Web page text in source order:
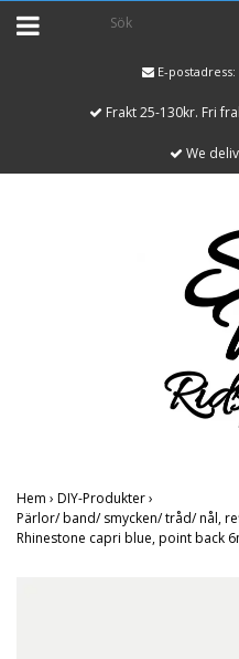
E-postadress:
Frakt 25-130kr. Fri
We
Hem › DIY-Produkter›
Pärlor/ band/ smycken/ tråd/ nål,
Rhinestone capri blue, point back